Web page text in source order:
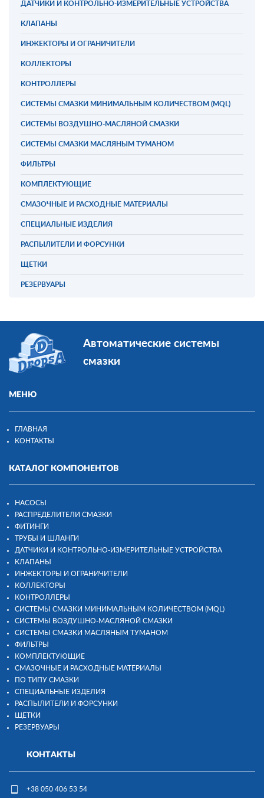
ДАТЧИКИ И КОНТРОЛЬНО-ИЗМЕРИТЕЛЬНЫЕ УСТРОЙСТВА
КЛАПАНЫ
ИНЖЕКТОРЫ И ОГРАНИЧИТЕЛИ
КОЛЛЕКТОРЫ
КОНТРОЛЛЕРЫ
СИСТЕМЫ СМАЗКИ МИНИМАЛЬНЫМ КОЛИЧЕСТВОМ (MQL)
СИСТЕМЫ ВОЗДУШНО-МАСЛЯНОЙ СМАЗКИ
СИСТЕМЫ СМАЗКИ МАСЛЯНЫМ ТУМАНОМ
ФИЛЬТРЫ
КОМПЛЕКТУЮЩИЕ
СМАЗОЧНЫЕ И РАСХОДНЫЕ МАТЕРИАЛЫ
СПЕЦИАЛЬНЫЕ ИЗДЕЛИЯ
РАСПЫЛИТЕЛИ И ФОРСУНКИ
ЩЕТКИ
РЕЗЕРВУАРЫ
Автоматические системы
смазки
МЕНЮ
ГЛАВНАЯ
КОНТАКТЫ
КАТАЛОГ КОМПОНЕНТОВ
НАСОСЫ
РАСПРЕДЕЛИТЕЛИ СМАЗКИ
ФИТИНГИ
ТРУБЫ И ШЛАНГИ
ДАТЧИКИ И КОНТРОЛЬНО-ИЗМЕРИТЕЛЬНЫЕ УСТРОЙСТВА
КЛАПАНЫ
ИНЖЕКТОРЫ И ОГРАНИЧИТЕЛИ
КОЛЛЕКТОРЫ
КОНТРОЛЛЕРЫ
СИСТЕМЫ СМАЗКИ МИНИМАЛЬНЫМ КОЛИЧЕСТВОМ (MQL)
СИСТЕМЫ ВОЗДУШНО-МАСЛЯНОЙ СМАЗКИ
СИСТЕМЫ СМАЗКИ МАСЛЯНЫМ ТУМАНОМ
ФИЛЬТРЫ
КОМПЛЕКТУЮЩИЕ
СМАЗОЧНЫЕ И РАСХОДНЫЕ МАТЕРИАЛЫ
ПО ТИПУ СМАЗКИ
СПЕЦИАЛЬНЫЕ ИЗДЕЛИЯ
РАСПЫЛИТЕЛИ И ФОРСУНКИ
ЩЕТКИ
РЕЗЕРВУАРЫ
КОНТАКТЫ
+38 050 406 53 54